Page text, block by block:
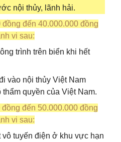
nội thủy, lãnh hải.
đến 40.000.000 đồng
vi sau:
trình trên biển khi hết
vào nội thủy Việt Nam
quyền của Việt Nam.
đến 50.000.000 đồng
vi sau:
vô tuyến điện ở khu vực hạn